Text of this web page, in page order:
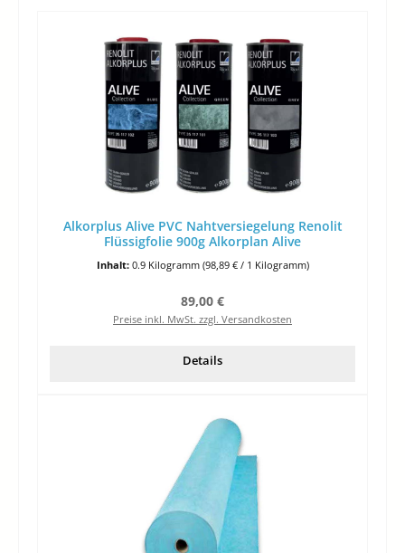
Alkorplus Alive PVC Nahtversiegelung Renolit
Flüssigfolie 900g Alkorplan Alive
Inhalt: 0.9 Kilogramm (98,89 € / 1 Kilogramm)
Regulärer Preis:
89,00 €
Preise inkl. MwSt. zzgl. Versandkosten
Details